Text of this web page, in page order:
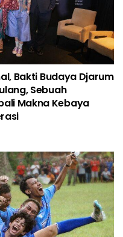
Bakti Budaya Djarum
Sebuah
Makna Kebaya